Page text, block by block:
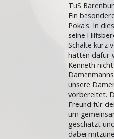
TuS
Ein
Pokals. In
seine
Schalte kurz
hatten dafür
Kenneth
unsere
vorbereitet.
Freund für
um
geschätzt
dabei